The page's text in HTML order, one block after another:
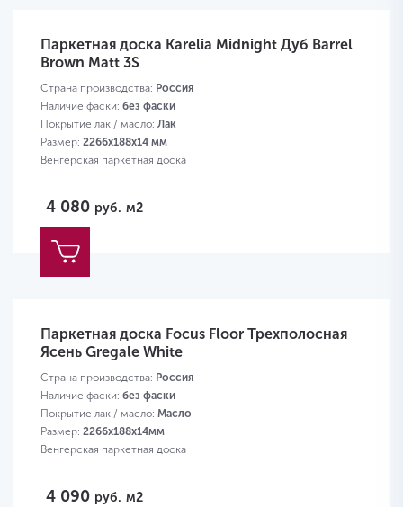
Паркетная доска Karelia Midnight Дуб Barrel
Brown Matt 3S
Страна производства: Россия
Наличие фаски: без фаски
Покрытие лак / масло: Лак
Размер: 2266х188х14 мм
Венгерская паркетная доска
4 080 руб. м2
Паркетная доска Focus Floor Трехполосная
Ясень Gregale White
Страна производства: Россия
Наличие фаски: без фаски
Покрытие лак / масло: Масло
Размер: 2266х188х14мм
Венгерская паркетная доска
4 090 руб. м2